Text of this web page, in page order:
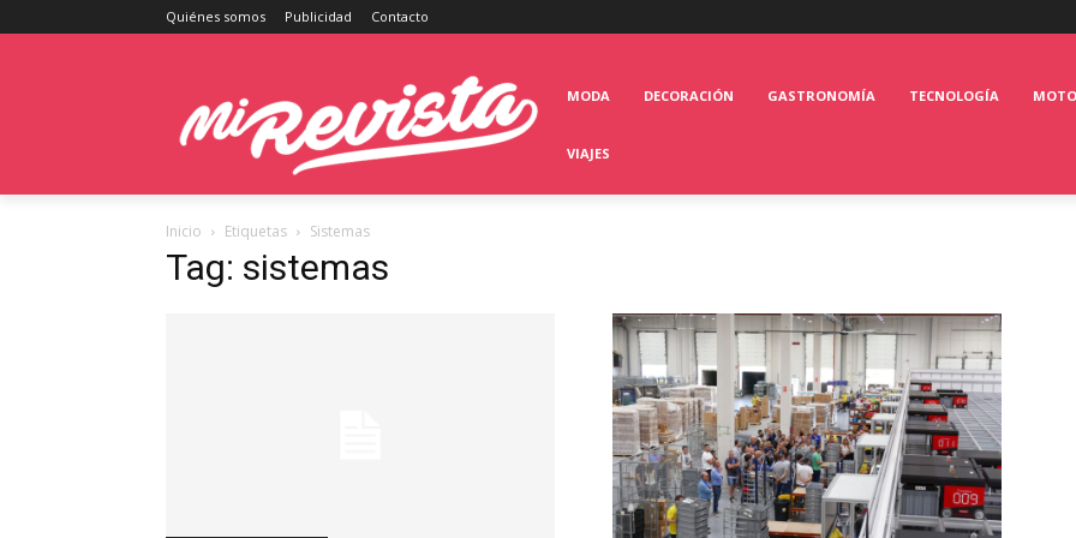
Quiénes somos Publicidad Contacto
MODA DECORACIÓN GASTRONOMÍA TECNOLOGÍA
VIAJES
Inicio Etiquetas Sistemas
Tag: sistemas